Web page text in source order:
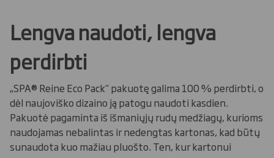
Lengva naudoti, lengva
perdirbti
„SPA® Reine Eco Pack“ pakuotę galima 100 % perdirbti, o
dėl naujoviško dizaino ją patogu naudoti kasdien.
Pakuotė pagaminta iš išmaniųjų rudų medžiagų, kurioms
naudojamas nebalintas ir nedengtas kartonas, kad būtų
sunaudota kuo mažiau pluošto. Ten, kur kartonui